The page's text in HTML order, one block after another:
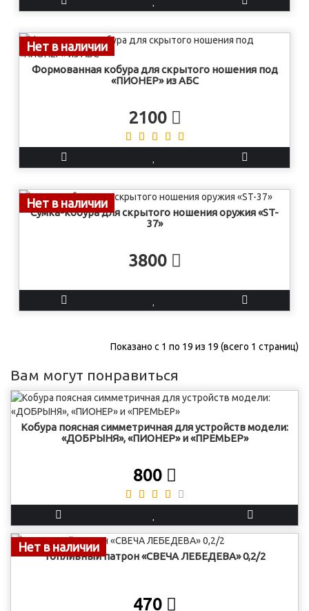
Нет в наличии
Формованная кобура для скрытого ношения под
«ПИОНЕР» из АБС
2100
Нет в наличии
Сумка-кобура для скрытого ношения оружия «ST-
37»
3800
Показано с 1 по 19 из 19 (всего 1 страниц)
Вам могут понравиться
Кобура поясная симметричная для устройств модели:
«ДОБРЫНЯ», «ПИОНЕР» и «ПРЕМЬЕР»
800
Нет в наличии
Топливный патрон «СВЕЧА ЛЕБЕДЕВА» 0,2/2
470